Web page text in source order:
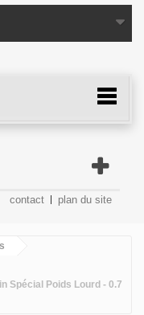
contact plan du site
Spécial Poids Lourd - 0.7